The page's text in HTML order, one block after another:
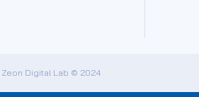
Zeon Digital Lab © 2024